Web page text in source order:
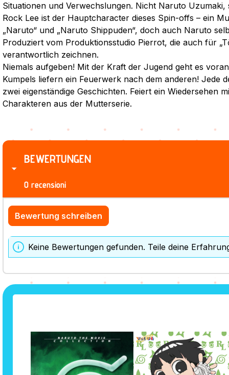
Situationen und Verwechslungen. Nicht Naruto Uzumaki,
Rock Lee ist der Hauptcharacter dieses Spin-offs – ein
„Naruto“ und „Naruto Shippuden“, doch auch Naruto
Produziert vom Produktionsstudio Pierrot, die auch für
verantwortlich zeichnen.
Niemals aufgeben! Mit der Kraft der Jugend geht es
Kumpels liefern ein Feuerwerk nach dem anderen! Jede
zwei eigenständige Geschichten. Feiert ein Wiedersehen
Charakteren aus der Mutterserie.
BEWERTUNGEN
0 recensioni
Bewertung schreiben
Keine Bewertungen gefunden. Teile deine